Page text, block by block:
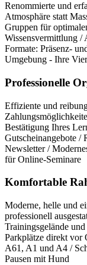
Renommierte und
Atmosphäre statt
Gruppen für
Wissensvermittlung /
Formate: Präsenz-
Umgebung - Ihre
Professionelle
Effiziente und
Bestätigung Ihres
Gutscheinangebote /
Newsletter /
für Online-Seminare
Komfortable
Moderne, helle und
professionell
Trainingsgelände
Parkplätze direkt vor
A61, A1 und A4 /
Pausen mit Hund